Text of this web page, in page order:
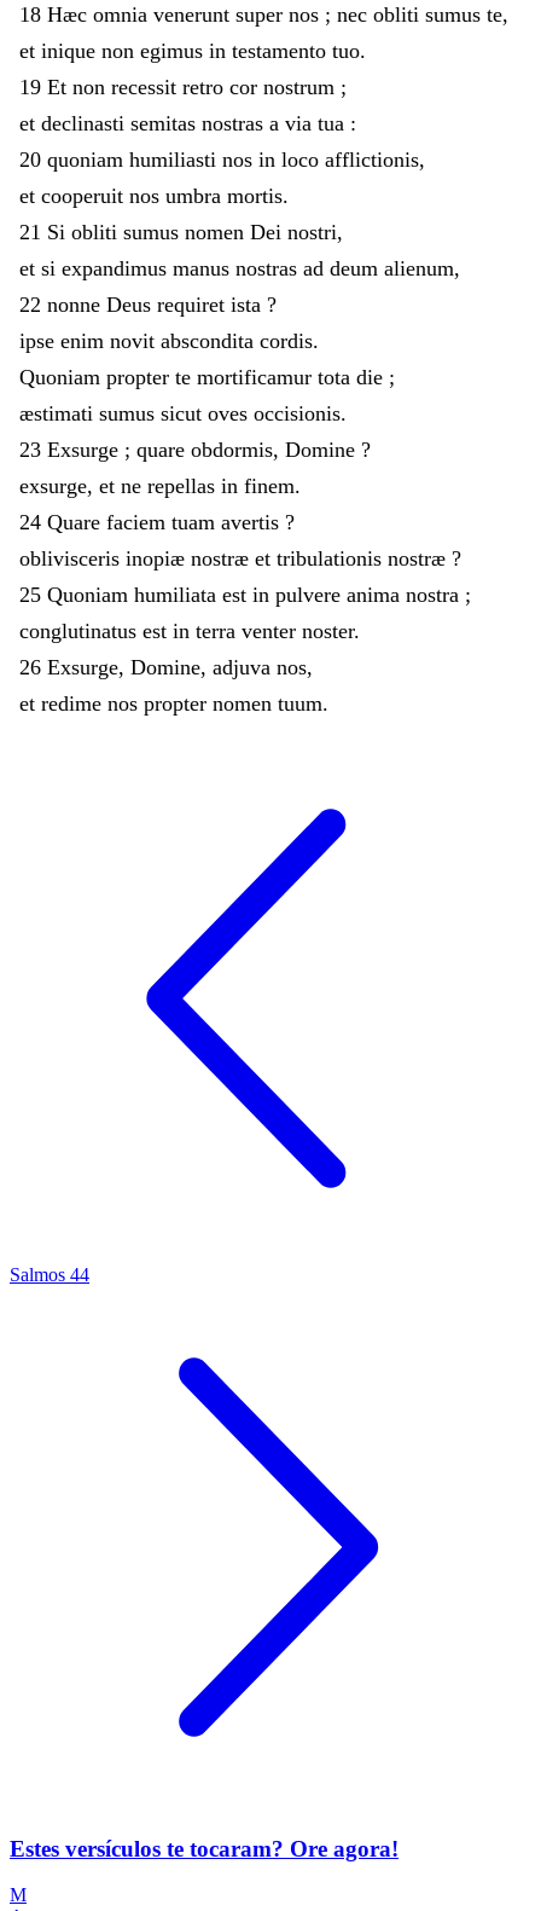
18 Hæc omnia venerunt super nos ; nec obliti sumus te,
et inique non egimus in testamento tuo.
19 Et non recessit retro cor nostrum ;
et declinasti semitas nostras a via tua :
20 quoniam humiliasti nos in loco afflictionis,
et cooperuit nos umbra mortis.
21 Si obliti sumus nomen Dei nostri,
et si expandimus manus nostras ad deum alienum,
22 nonne Deus requiret ista ?
ipse enim novit abscondita cordis.
Quoniam propter te mortificamur tota die ;
æstimati sumus sicut oves occisionis.
23 Exsurge ; quare obdormis, Domine ?
exsurge, et ne repellas in finem.
24 Quare faciem tuam avertis ?
oblivisceris inopiæ nostræ et tribulationis nostræ ?
25 Quoniam humiliata est in pulvere anima nostra ;
conglutinatus est in terra venter noster.
26 Exsurge, Domine, adjuva nos,
et redime nos propter nomen tuum.
Salmos 44
Estes versículos te tocaram? Ore agora!
M